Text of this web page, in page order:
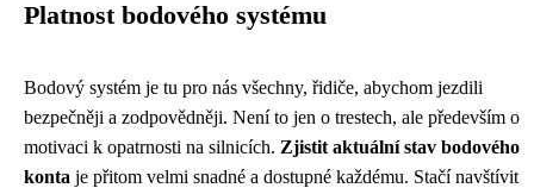
Platnost bodového systému
Bodový systém je tu pro nás všechny, řidiče, abychom jezdili
bezpečněji a zodpovědněji. Není to jen o trestech, ale především o
motivaci k opatrnosti na silnicích. Zjistit aktuální stav bodového
konta je přitom velmi snadné a dostupné každému. Stačí navštívit